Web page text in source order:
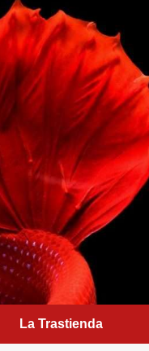
La Trastienda